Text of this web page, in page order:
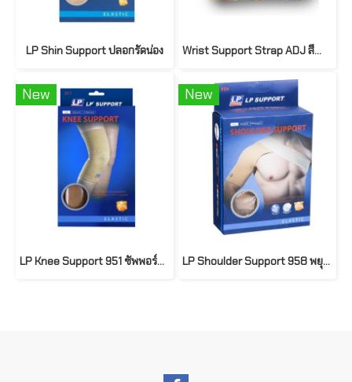
LP Shin Support ปลอกรัดน่อง Wrist Support Strap ADJ สีดำ 46378 ยี่ห้อ Futuro
New
LP Knee Support 951 ซัพพอร์ทเข่า ที่รัดเข่า ผ้ารัดเข่า ปลอกเข่า ปลอกขา
New
LP Shoulder Support 958 พยุงไหล่